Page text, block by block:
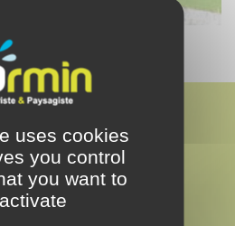
MARMIN
uses cookies
you control
you want to
activate